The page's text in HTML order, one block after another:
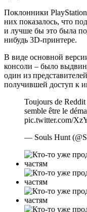
Поклонники
них показалось, что
и лучше бы это была
нибудь 3D-принтере.
В виде основной
консоли – было
один из
получившей доступ к
Toujours de Reddit
semble être le
pic.twitter.com/
— Souls Hunt